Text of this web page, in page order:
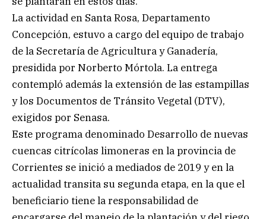
La actividad en Santa Rosa, Departamento
Concepción, estuvo a cargo del equipo de trabajo
de la Secretaría de Agricultura y Ganadería,
presidida por Norberto Mórtola. La entrega
contempló además la extensión de las estampillas
y los Documentos de Tránsito Vegetal (DTV),
exigidos por Senasa.
Este programa denominado Desarrollo de nuevas
cuencas citrícolas limoneras en la provincia de
Corrientes se inició a mediados de 2019 y en la
actualidad transita su segunda etapa, en la que el
beneficiario tiene la responsabilidad de